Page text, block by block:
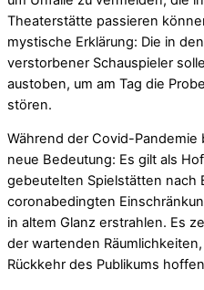
Theaterstätte passieren
mystische Erklärung: Die in
verstorbener Schauspieler
austoben, um am Tag die
stören.
Während der Covid-Pandemie
neue Bedeutung: Es gilt als
gebeutelten Spielstätten nach
coronabedingten
in altem Glanz erstrahlen. Es
der wartenden
Rückkehr des Publikums